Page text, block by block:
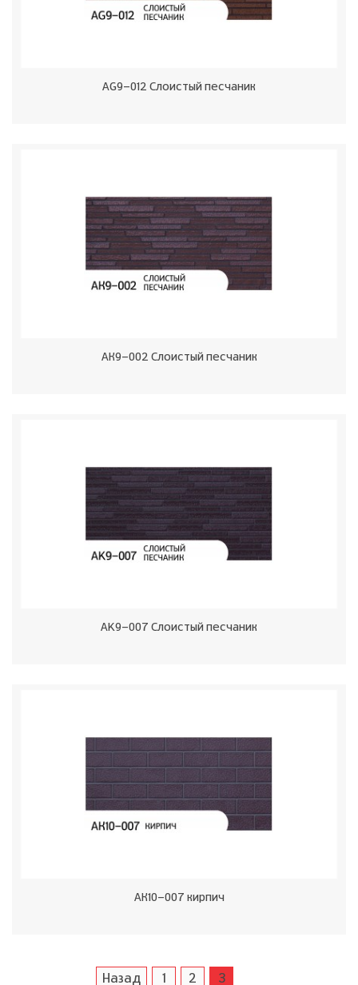
AG9-012 Слоистый песчаник
АК9-002 Слоистый песчаник
AK9-007 Слоистый песчаник
АК10-007 кирпич
Назад 1 2 3